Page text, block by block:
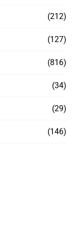
(212)
(127)
(816)
(34)
(29)
(146)